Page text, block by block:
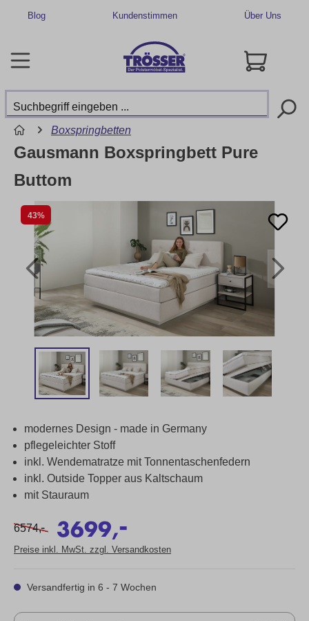
Blog Kundenstimmen Über Uns
Boxspringbetten
43%
Gausmann Boxspringbett Pure
Buttom
modernes Design - made in Germany
pflegeleichter Stoff
inkl. Wendematratze mit Tonnentaschenfedern
inkl. Outside Topper aus Kaltschaum
mit Stauraum
6574,- 3699,
-
Preise inkl. MwSt. zzgl. Versandkosten
Versandfertig in 6 - 7 Wochen